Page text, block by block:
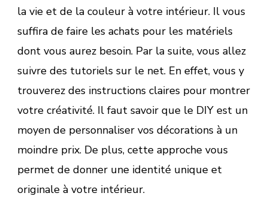
la vie et de la couleur à votre intérieur. Il vous
suffira de faire les achats pour les matériels
dont vous aurez besoin. Par la suite, vous allez
suivre des tutoriels sur le net. En effet, vous y
trouverez des instructions claires pour montrer
votre créativité. Il faut savoir que le DIY est un
moyen de personnaliser vos décorations à un
moindre prix. De plus, cette approche vous
permet de donner une identité unique et
originale à votre intérieur.